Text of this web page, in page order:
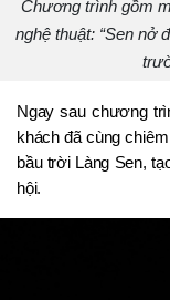
Chương trình gồm
nghệ thuật: “Sen nở
Ngay sau chương
khách đã cùng
bầu trời Làng Sen,
hội.